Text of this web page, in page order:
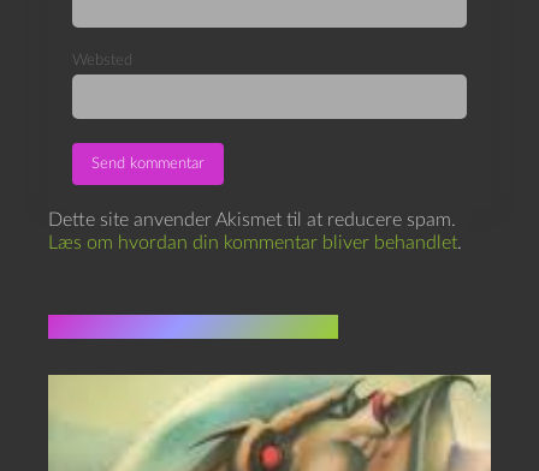
Websted
Dette site anvender Akismet til at reducere spam.
Læs om hvordan din kommentar bliver behandlet.